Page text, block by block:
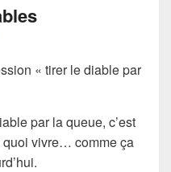
« tirer le diable par
par la queue, c’est
quoi vivre… comme ça